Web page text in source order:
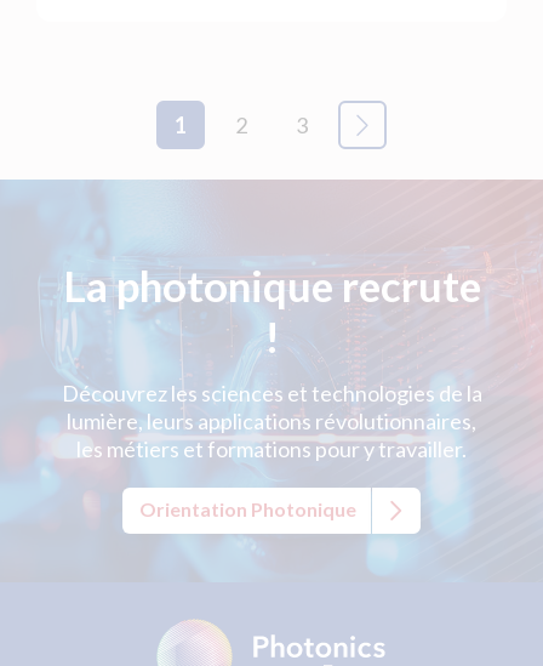
1 2 3
La photonique recrute
!
Découvrez les sciences et technologies de la
lumière, leurs applications révolutionnaires,
les métiers et formations pour y travailler.
Orientation Photonique